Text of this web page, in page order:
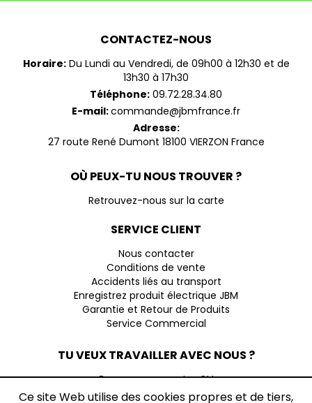
CONTACTEZ-NOUS
Horaire:Du Lundi au Vendredi, de 09h00 à 12h30 et de
13h30 à 17h30
Téléphone: 09.72.28.34.80
E-mail:commande@jbmfrance.fr
Adresse:
27 route René Dumont 18100 VIERZON France
OÙ PEUX-TU NOUS TROUVER ?
Retrouvez-nous sur la carte
SERVICE CLIENT
Nous contacter
Conditions de vente
Accidents liés au transport
Enregistrez produit électrique JBM
Garantie et Retour de Produits
Service Commercial
TU VEUX TRAVAILLER AVEC NOUS ?
Envoyez-nous votre CV
Ce site Web utilise des cookies propres et de tiers,